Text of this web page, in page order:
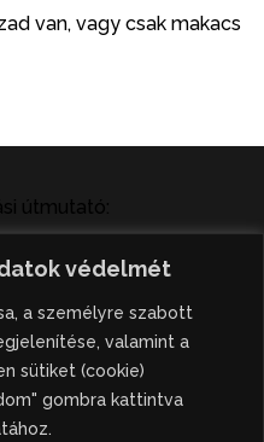
védelmét
a személyre szabott
valamint a
sütiket (cookie)
gombra kattintva
van, vagy csak makacs
útmutató:
internetes hírportálon
és minden egyéb
Nándor Kulturális
amely szellemi
törvények védik. A
és polgári jogi
után. A hírportálon